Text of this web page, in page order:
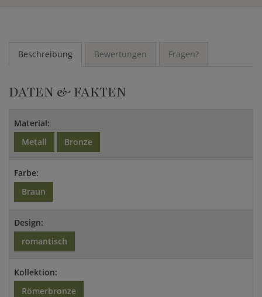
Beschreibung Bewertungen Fragen?
DATEN & FAKTEN
Material:
Metall
Bronze
Farbe:
Braun
Design:
romantisch
Kollektion:
Römerbronze